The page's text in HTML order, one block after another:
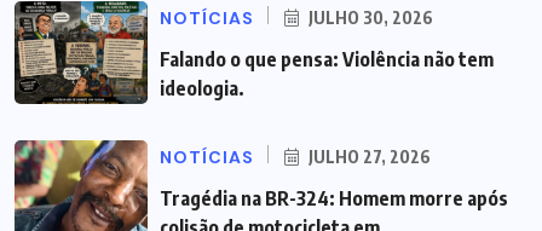
NOTÍCIAS JULHO 30, 2026
Falando o que pensa: Violência não tem
ideologia.
NOTÍCIAS JULHO 27, 2026
Tragédia na BR-324: Homem morre após